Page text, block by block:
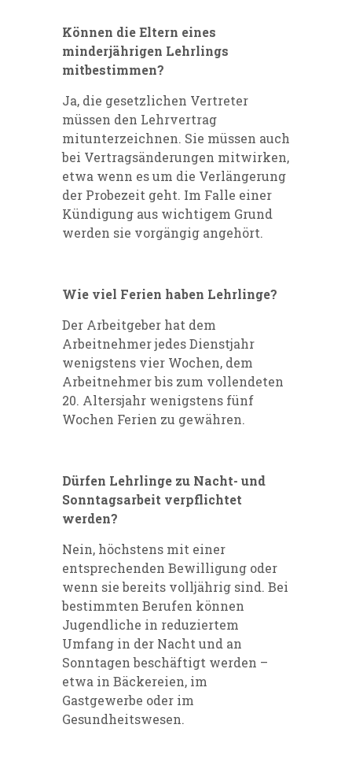
Können die Eltern eines
minderjährigen Lehrlings
mitbestimmen?
Ja, die gesetzlichen Vertreter
müssen den Lehrvertrag
mitunterzeichnen. Sie müssen auch
bei Vertragsänderungen mitwirken,
etwa wenn es um die Verlängerung
der Probezeit geht. Im Falle einer
Kündigung aus wichtigem Grund
werden sie vorgängig angehört.
Wie viel Ferien haben Lehrlinge?
Der Arbeitgeber hat dem
Arbeitnehmer jedes Dienstjahr
wenigstens vier Wochen, dem
Arbeitnehmer bis zum vollendeten
20. Altersjahr wenigstens fünf
Wochen Ferien zu gewähren.
Dürfen Lehrlinge zu Nacht- und
Sonntagsarbeit verpflichtet
werden?
Nein, höchstens mit einer
entsprechenden Bewilligung oder
wenn sie bereits volljährig sind. Bei
bestimmten Berufen können
Jugendliche in reduziertem
Umfang in der Nacht und an
Sonntagen beschäftigt werden –
etwa in Bäckereien, im
Gastgewerbe oder im
Gesundheitswesen.